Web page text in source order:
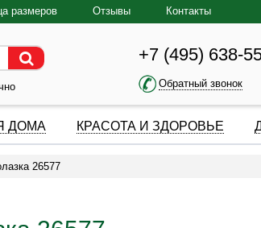
размеров Отзывы Контакты
+7 (495) 638-
Обратный звонок
ДОМА КРАСОТА И ЗДОРОВЬЕ
26577